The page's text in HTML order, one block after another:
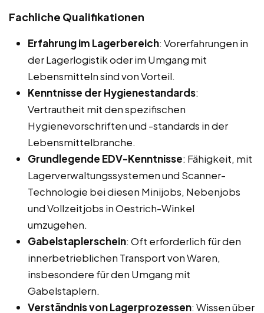
Fachliche Qualifikationen
Erfahrung im Lagerbereich: Vorerfahrungen in
der Lagerlogistik oder im Umgang mit
Lebensmitteln sind von Vorteil.
Kenntnisse der Hygienestandards:
Vertrautheit mit den spezifischen
Hygienevorschriften und -standards in der
Lebensmittelbranche.
Grundlegende EDV-Kenntnisse: Fähigkeit, mit
Lagerverwaltungssystemen und Scanner-
Technologie bei diesen Minijobs, Nebenjobs
und Vollzeitjobs in Oestrich-Winkel
umzugehen.
Gabelstaplerschein: Oft erforderlich für den
innerbetrieblichen Transport von Waren,
insbesondere für den Umgang mit
Gabelstaplern.
Verständnis von Lagerprozessen: Wissen über